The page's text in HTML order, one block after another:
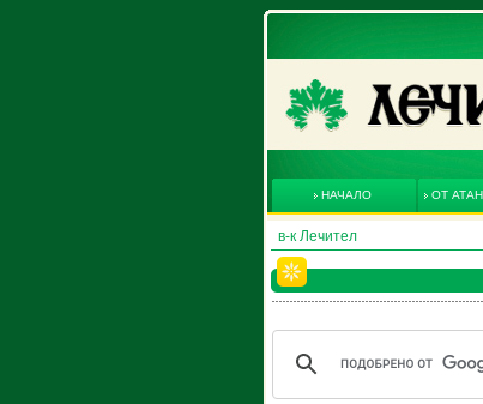
НАЧАЛО ОТ
в-к Лечител